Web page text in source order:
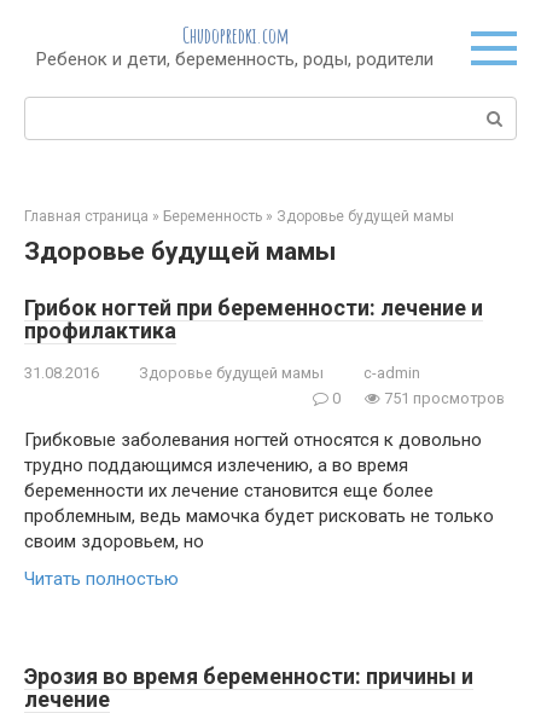
контенту
Chudopredki.com
Ребенок и дети, беременность, роды, родители
Поиск:
Главная страница » Беременность » Здоровье будущей мамы
Здоровье будущей мамы
Грибок ногтей при беременности: лечение и
профилактика
31.08.2016 Здоровье будущей мамы
c-admin
0
751 просмотров
Грибковые заболевания ногтей относятся к довольно
трудно поддающимся излечению, а во время
беременности их лечение становится еще более
проблемным, ведь мамочка будет рисковать не только
своим здоровьем, но
Читать полностью
Эрозия во время беременности: причины и
лечение